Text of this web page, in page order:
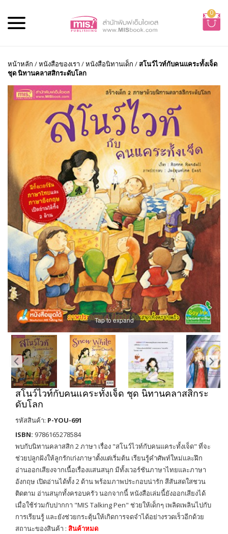
0
หน้าหลัก /หนังสือของเรา /หนังสือนิทานเด็ก /สโนว์ไวท์กับคนแคระทั้งเจ็ด
ชุด นิทานคลาสสิกระดับโลก
Tap to expand
สโนว์ไวท์กับคนแคระทั้งเจ็ด ชุด นิทานคลาสสิกระ
ดับโลก
รหัสสินค้า: P-YOU-691
ISBN: 9786165278584
พบกับนิทานคลาสสิก 2 ภาษา เรื่อง "สโนว์ไวท์กับคนแคระทั้งเจ็ด" ที่จะ
ช่วยปลูกฝังให้ลูกรักเก่งภาษาตั้งแต่เริ่มต้น เรียนรู้คำศัพท์ใหม่และฝึก
อ่านออกเสียงจากเนื้อเรื่องแสนสนุก มีทั้งเวอร์ชันภาษาไทยและภาษา
อังกฤษ เปิดอ่านได้ทั้ง 2 ด้าน พร้อมภาพประกอบน่ารัก สีสันสดใสชวน
ติดตาม อ่านสนุกทั้งครอบครัว นอกจากนี้ หนังสือเล่มนี้ยังออกเสียงได้
เมื่อใช้ร่วมกับปากกา "MIS Talking Pen" ช่วยให้เด็กๆ เพลิดเพลินไปกับ
การเรียนรู้ และยังช่วยกระตุ้นให้เกิดการจดจำได้อย่างรวดเร็วอีกด้วย
สถานะของสินค้า : สินค้าหมด